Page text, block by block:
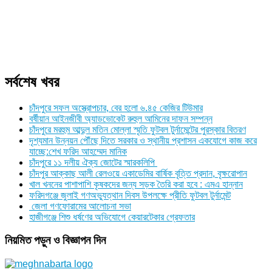
সর্বশেষ খবর
চাঁদপুরে সফল অস্ত্রোপচার, বের হলো ৬.৪৫ কেজির টিউমার
বর্ষীয়ান আইনজীবী অ্যাডভোকেট রুহুল আমিনের দাফন সম্পন্ন
চাঁদপুরে মরহুম আব্দুল মতিন মোল্লা স্মৃতি ফুটবল টুর্নামেন্টের পুরস্কার বিতরণ
দৃশ্যমান উন্নয়ন পৌঁছে দিতে সরকার ও স্থানীয় প্রশাসন একযোগে কাজ করে
যাচ্ছে:শেখ ফরিদ আহম্মেদ মানিক
চাঁদপুরে ১১ দলীয় ঐক্য জোটের স্মারকলিপি
চাঁদপুর আক্কাছ আলী রেলওয়ে একাডেমির বার্ষিক বৃত্তি প্রদান, বৃক্ষরোপান
খাল খননের পাশাপাশি কৃষকদের জন্য সড়ক তৈরি করা হবে : এমএ হান্নান
ফরিদগঞ্জে জুলাই গণঅভ্যুত্থান দিবস উপলক্ষে প্রীতি ফুটবল টুর্নামেন্ট
জেলা গণফোরামের আলোচনা সভা
হাজীগঞ্জে শিশু ধর্ষণের অভিযোগে কেয়ারটেকার গ্রেফতার
নিয়মিত পড়ুন ও বিজ্ঞাপন দিন